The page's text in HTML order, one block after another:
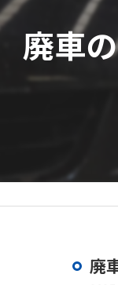
廃車
廃